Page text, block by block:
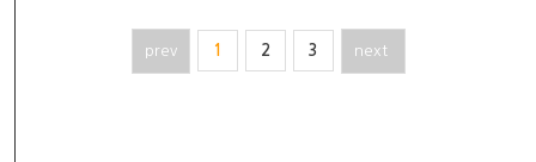
prev 1 2 3 next